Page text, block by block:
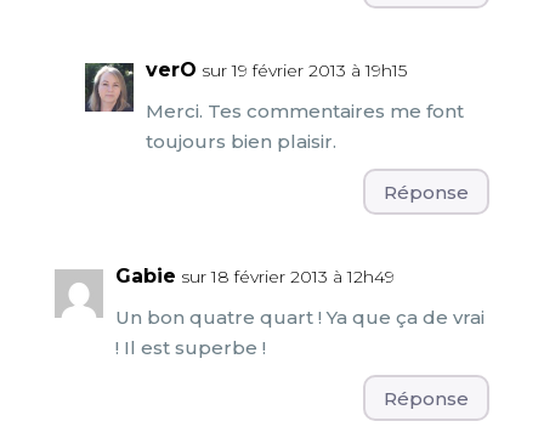
verO sur 19 février 2013 à 19h15
Merci. Tes commentaires me font
toujours bien plaisir.
Réponse
Gabie sur 18 février 2013 à 12h49
Un bon quatre quart ! Ya que ça de vrai
! Il est superbe !
Réponse